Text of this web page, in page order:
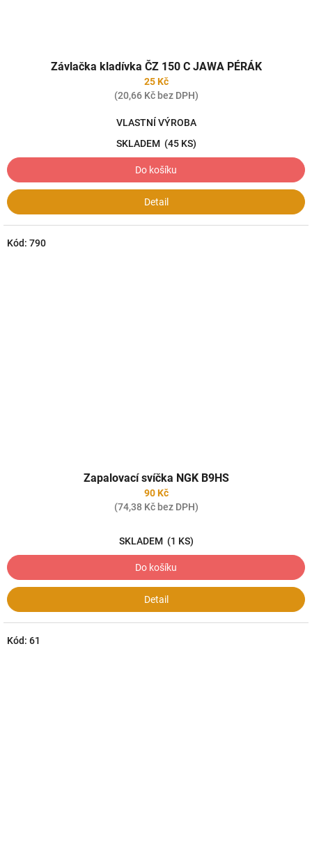
Závlačka kladívka ČZ 150 C JAWA PÉRÁK
25 Kč
(20,66 Kč bez DPH)
VLASTNÍ VÝROBA
SKLADEM (45 KS)
Do košíku
Detail
Zapalovací svíčka NGK B9HS
90 Kč
(74,38 Kč bez DPH)
SKLADEM (1 KS)
Do košíku
Detail
Kód: 790
Kód: 61